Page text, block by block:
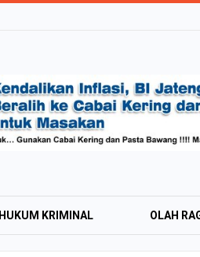
HUKUM KRIMINAL OLAH